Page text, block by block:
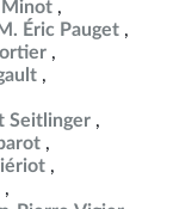
Minot
M. Éric Pauget
Seitlinger